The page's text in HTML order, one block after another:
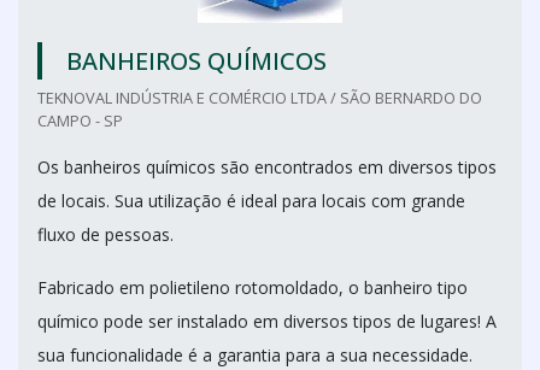
BANHEIROS QUÍMICOS
TEKNOVAL INDÚSTRIA E COMÉRCIO LTDA / SÃO BERNARDO DO
CAMPO - SP
Os banheiros químicos são encontrados em diversos tipos
de locais. Sua utilização é ideal para locais com grande
fluxo de pessoas.
Fabricado em polietileno rotomoldado, o banheiro tipo
químico pode ser instalado em diversos tipos de lugares! A
sua funcionalidade é a garantia para a sua necessidade.